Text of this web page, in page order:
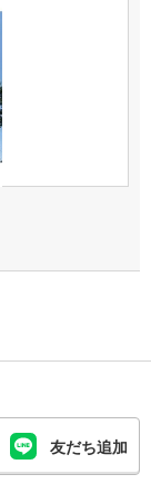
友だち追加